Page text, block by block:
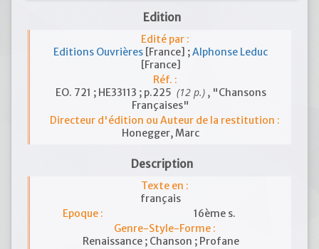
Edition
Edité par :
Editions Ouvrières [France] ;Alphonse Leduc
[France]
Réf. :
EO. 721 ; HE33113 ; p.225 (12 p.), "Chansons
Françaises"
Directeur d'édition ou Auteur de la restitution :
Honegger, Marc
Description
Texte en :
français
Epoque :
16ème s.
Genre-Style-Forme :
Renaissance ; Chanson ; Profane